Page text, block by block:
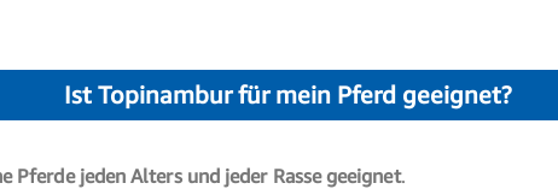
Ist Topinambur für mein Pferd geeignet?
Pferde jeden Alters und jeder Rasse geeignet.